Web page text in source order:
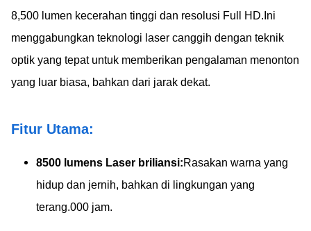
8,500 lumen kecerahan tinggi dan resolusi Full HD.Ini
menggabungkan teknologi laser canggih dengan teknik
optik yang tepat untuk memberikan pengalaman menonton
yang luar biasa, bahkan dari jarak dekat.
Fitur Utama:
8500 lumens Laser briliansi:Rasakan warna yang
hidup dan jernih, bahkan di lingkungan yang
terang.000 jam.